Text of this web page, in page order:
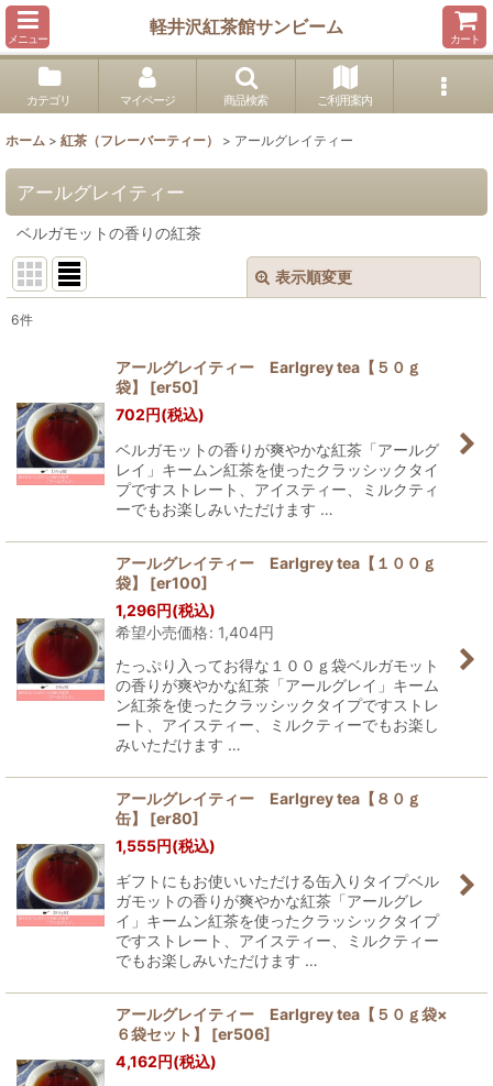
メニュー
軽井沢紅茶館サンビーム
カート
カテゴリ マイページ 商品検索 ご利用案内
ホーム > 紅茶（フレーバーティー） > アールグレイティー
アールグレイティー
ベルガモットの香りの紅茶
表示順変更
並び順:
絞り込む
6件
アールグレイティー Earlgrey tea【５０ｇ
袋】
[er50]
702円(税込)
ベルガモットの香りが爽やかな紅茶「アールグ
レイ」キームン紅茶を使ったクラッシックタイ
プですストレート、アイスティー、ミルクティ
ーでもお楽しみいただけます …
アールグレイティー Earlgrey tea【１００ｇ
袋】
[er100]
1,296円(税込)
希望小売価格: 1,404円
たっぷり入ってお得な１００ｇ袋ベルガモット
の香りが爽やかな紅茶「アールグレイ」キーム
ン紅茶を使ったクラッシックタイプですストレ
ート、アイスティー、ミルクティーでもお楽し
みいただけます …
アールグレイティー Earlgrey tea【８０ｇ
缶】
[er80]
1,555円(税込)
ギフトにもお使いいただける缶入りタイプベル
ガモットの香りが爽やかな紅茶「アールグレ
イ」キームン紅茶を使ったクラッシックタイプ
ですストレート、アイスティー、ミルクティー
でもお楽しみいただけます …
アールグレイティー Earlgrey tea【５０ｇ袋×
６袋セット】
[er506]
4,162円(税込)